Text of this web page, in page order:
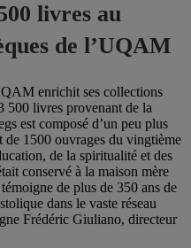
livres au
de l’UQAM
enrichit ses collections
500 livres provenant de la
est composé d’un peu plus
de 1500 ouvrages du vingtième
de la spiritualité et des
conservé à la maison mère
de plus de 350 ans de
dans le vaste réseau
Frédéric Giuliano, directeur